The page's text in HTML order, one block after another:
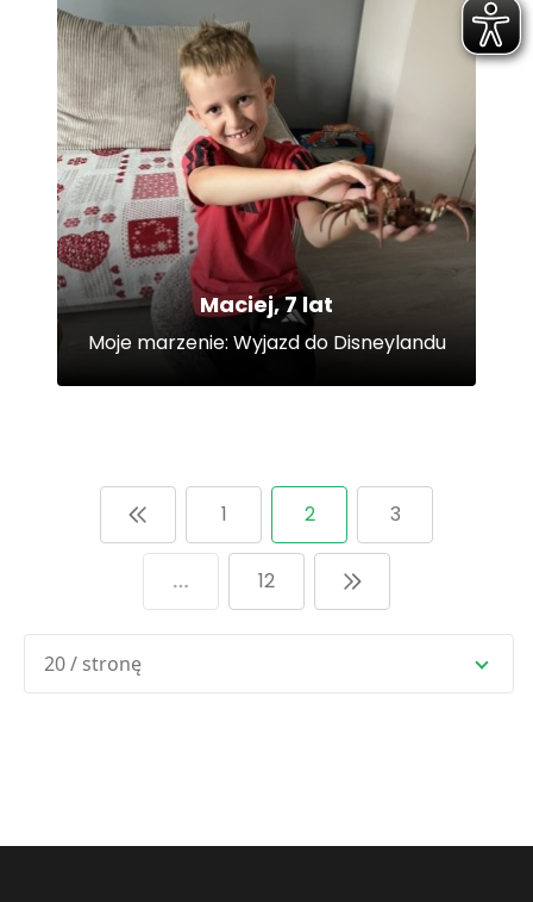
Maciej, 7 lat
Moje marzenie: Wyjazd do Disneylandu
1 2 3
12
20 / stronę